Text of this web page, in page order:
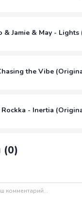
& Jamie & May - Lights
the Vibe
Rockka - Inertia
(0)